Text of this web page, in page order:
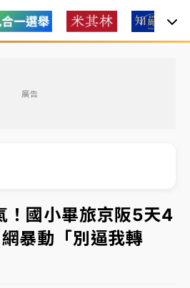
廣告
董事人數！辜仲諒向法院聲請遭
2檔！今線上預約開賣一度塞車
7時
假村！東檢抗告成功 今重開羈
！國小畢旅京阪5天4
暴動「別逼我轉